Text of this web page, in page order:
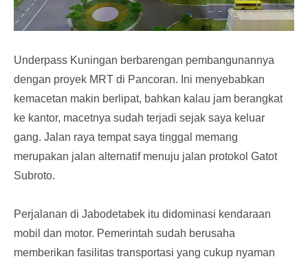
Underpass Kuningan berbarengan pembangunannya
dengan proyek MRT di Pancoran. Ini menyebabkan
kemacetan makin berlipat, bahkan kalau jam berangkat
ke kantor, macetnya sudah terjadi sejak saya keluar
gang. Jalan raya tempat saya tinggal memang
merupakan jalan alternatif menuju jalan protokol Gatot
Subroto.
Perjalanan di Jabodetabek itu didominasi kendaraan
mobil dan motor. Pemerintah sudah berusaha
memberikan fasilitas transportasi yang cukup nyaman